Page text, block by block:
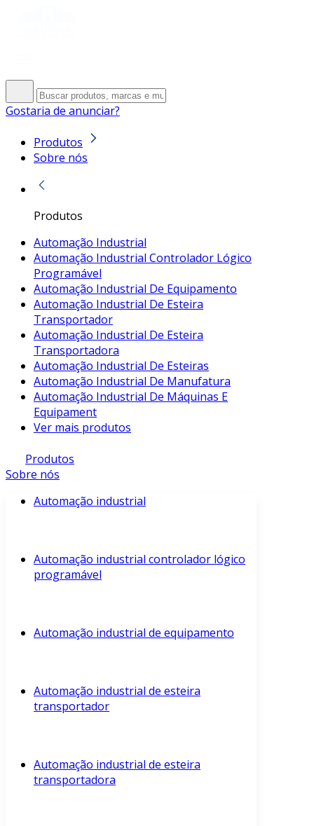
Gostaria de anunciar?
Produtos
Sobre nós
Produtos
Automação Industrial
Automação Industrial Controlador Lógico
Programável
Automação Industrial De Equipamento
Automação Industrial De Esteira
Transportador
Automação Industrial De Esteira
Transportadora
Automação Industrial De Esteiras
Automação Industrial De Manufatura
Automação Industrial De Máquinas E
Equipament
Ver mais produtos
Produtos
Sobre nós
Automação industrial
Automação industrial controlador lógico
programável
Automação industrial de equipamento
Automação industrial de esteira
transportador
Automação industrial de esteira
transportadora